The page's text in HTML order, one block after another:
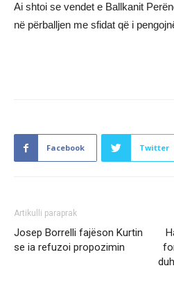
Ai shtoi se vendet e Ballkanit
në përballjen me sfidat që i
Facebook Twitter
Artikulli paraprak
Josep Borrelli fajëson Kurtin
se ia refuzoi propozimin